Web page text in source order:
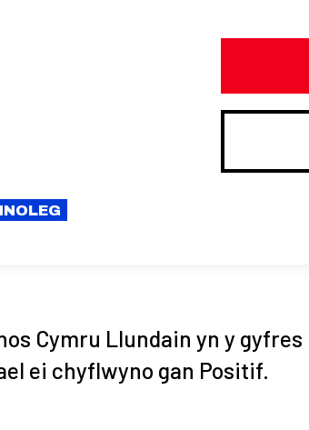
Cymru Llundain yn y gyfres
ei chyflwyno gan Positif.